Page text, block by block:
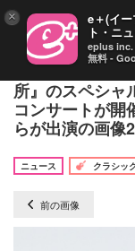
新海誠監督、
所』のスペシャ
コンサートが
らが出演の画像
ニュース
クラシッ
前の画像
× e＋(イ
ト・ニ
eplus inc.
無料 -